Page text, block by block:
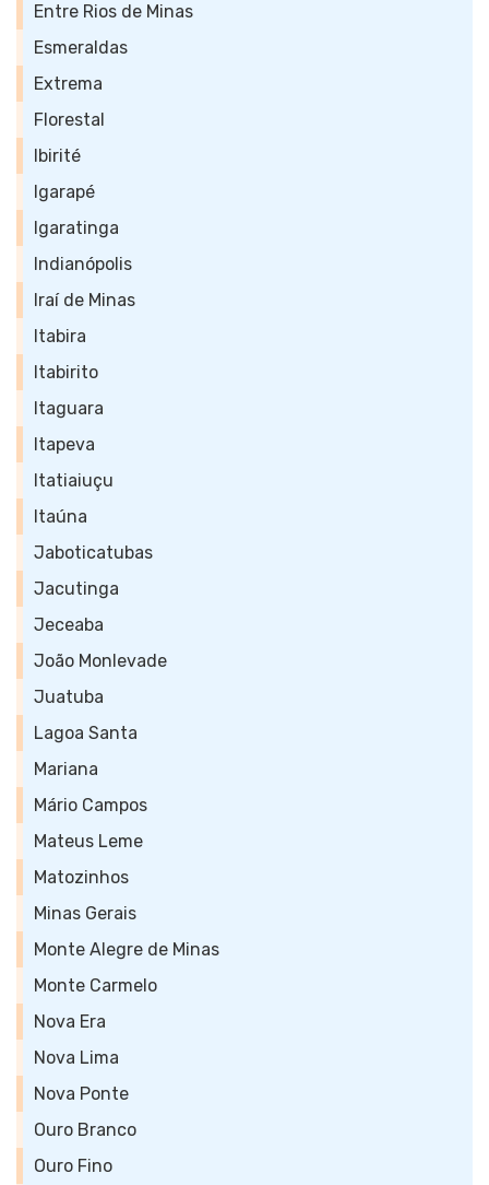
Entre Rios de Minas
Esmeraldas
Extrema
Florestal
Ibirité
Igarapé
Igaratinga
Indianópolis
Iraí de Minas
Itabira
Itabirito
Itaguara
Itapeva
Itatiaiuçu
Itaúna
Jaboticatubas
Jacutinga
Jeceaba
João Monlevade
Juatuba
Lagoa Santa
Mariana
Mário Campos
Mateus Leme
Matozinhos
Minas Gerais
Monte Alegre de Minas
Monte Carmelo
Nova Era
Nova Lima
Nova Ponte
Ouro Branco
Ouro Fino